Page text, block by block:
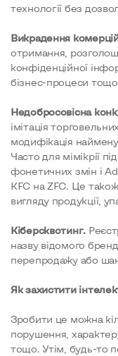
технології без
Викрадення
отримання,
конфіденційної
бізнес-процеси
Недобросовісна
імітація
модифікація
Часто для мімікрії
фонетичних змін і
KFC на ZFC. Це
вигляду продукції,
Кіберсквотинг.
назву відомого
перепродажу або
Як захистити
Зробити це можна
порушення,
тощо. Утім, будь-то